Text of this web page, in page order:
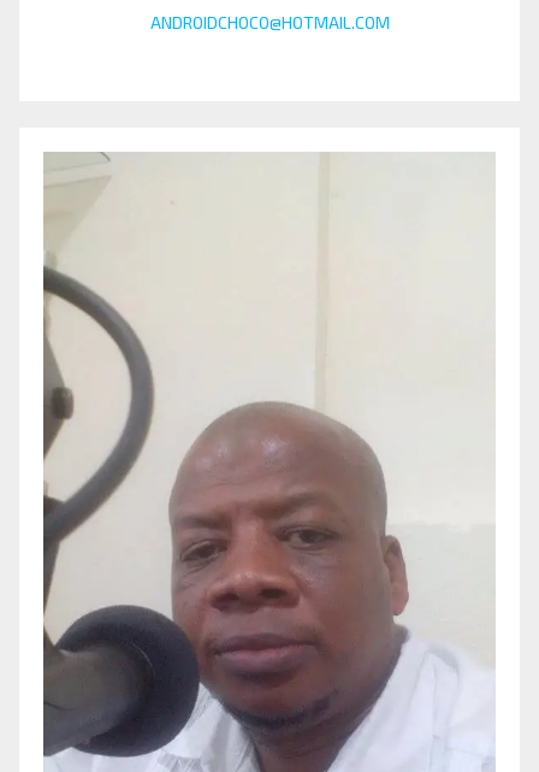
ANDROIDCHOCO@HOTMAIL.COM